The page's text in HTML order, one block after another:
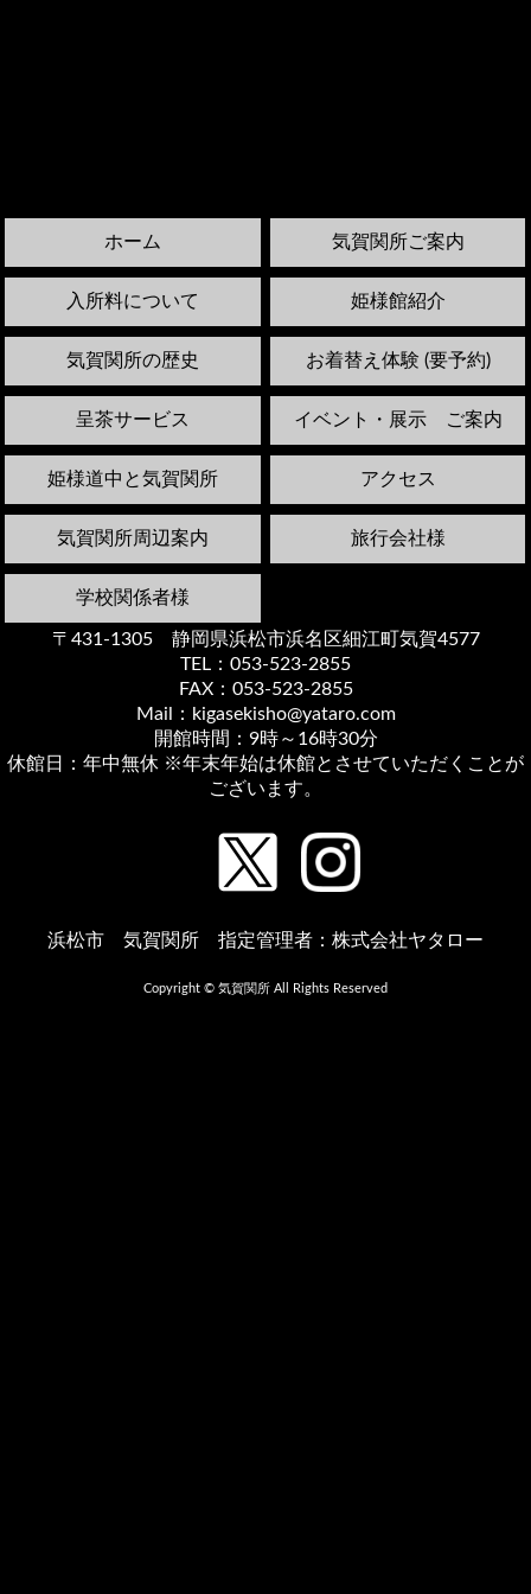
ホーム 気賀関所ご案内
入所料について 姫様館紹介
気賀関所の歴史 お着替え体験 (要予約)
呈茶サービス イベント・展示 ご案内
姫様道中と気賀関所 アクセス
気賀関所周辺案内 旅行会社様
学校関係者様
〒431-1305 静岡県浜松市浜名区細江町気賀4577
TEL：053-523-2855
FAX：053-523-2855
Mail：kigasekisho@yataro.com
開館時間：9時～16時30分
休館日：年中無休 ※年末年始は休館とさせていただくことが
ございます。
浜松市 気賀関所 指定管理者：株式会社ヤタロー
Copyright © 気賀関所 All Rights Reserved